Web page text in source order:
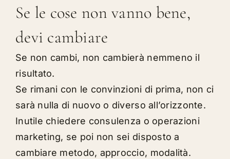
Se le cose non vanno bene,
devi cambiare
Se non cambi, non cambierà nemmeno il
risultato.
Se rimani con le convinzioni di prima, non ci
sarà nulla di nuovo o diverso all’orizzonte.
Inutile chiedere consulenza o operazioni
marketing, se poi non sei disposto a
cambiare metodo, approccio, modalità.